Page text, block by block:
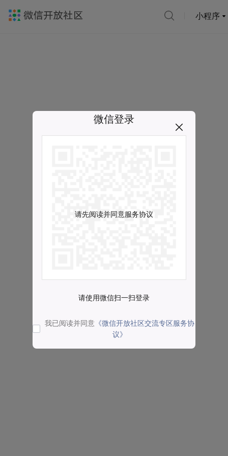
小程序
微信登录
请先阅读并同意服务协议
请使用微信扫一扫登录
我已阅读并同意 《微信开放社区交流专区服务协
议》